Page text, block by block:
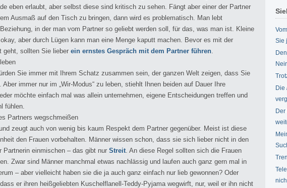
eben erlaubt, aber selbst diese sind kritisch zu sehen. Fängt aber einer der Partner
Ausmaß auf den Tisch zu bringen, dann wird es problematisch. Man lebt
in der man vom Partner so geliebt werden soll, für das, was man ist. Kleine
aber durch Lügen kann man eine Menge kaputt machen. Bevor es mit der
geht, sollten Sie lieber ein ernstes Gespräch mit dem Partner führen.
Sie immer mit Ihrem Schatz zusammen sein, der ganzen Welt zeigen, dass Sie
immer nur im „Wir-Modus“ zu leben, stiehlt Ihnen beiden auf Dauer Ihre
möchte einfach mal was allein unternehmen, eigene Entscheidungen treffen und
fühlen.
Partners wegschmeißen
zeugt auch von wenig bis kaum Respekt dem Partner gegenüber. Meist ist diese
den Frauen vorbehalten. Männer wissen schon, dass sie sich lieber nicht in den
Partnerin einmischen – das gibt nur Streit. An diese Regel sollten sich die Frauen
Zwar sind Männer manchmal etwas nachlässig und laufen auch ganz gern mal in
– aber vielleicht haben sie die ja auch ganz einfach nur lieb gewonnen? Oder
er ihren heißgeliebten Kuschelflanell-Teddy-Pyjama wegwirft, nur, weil er ihn nicht
Sie
Die